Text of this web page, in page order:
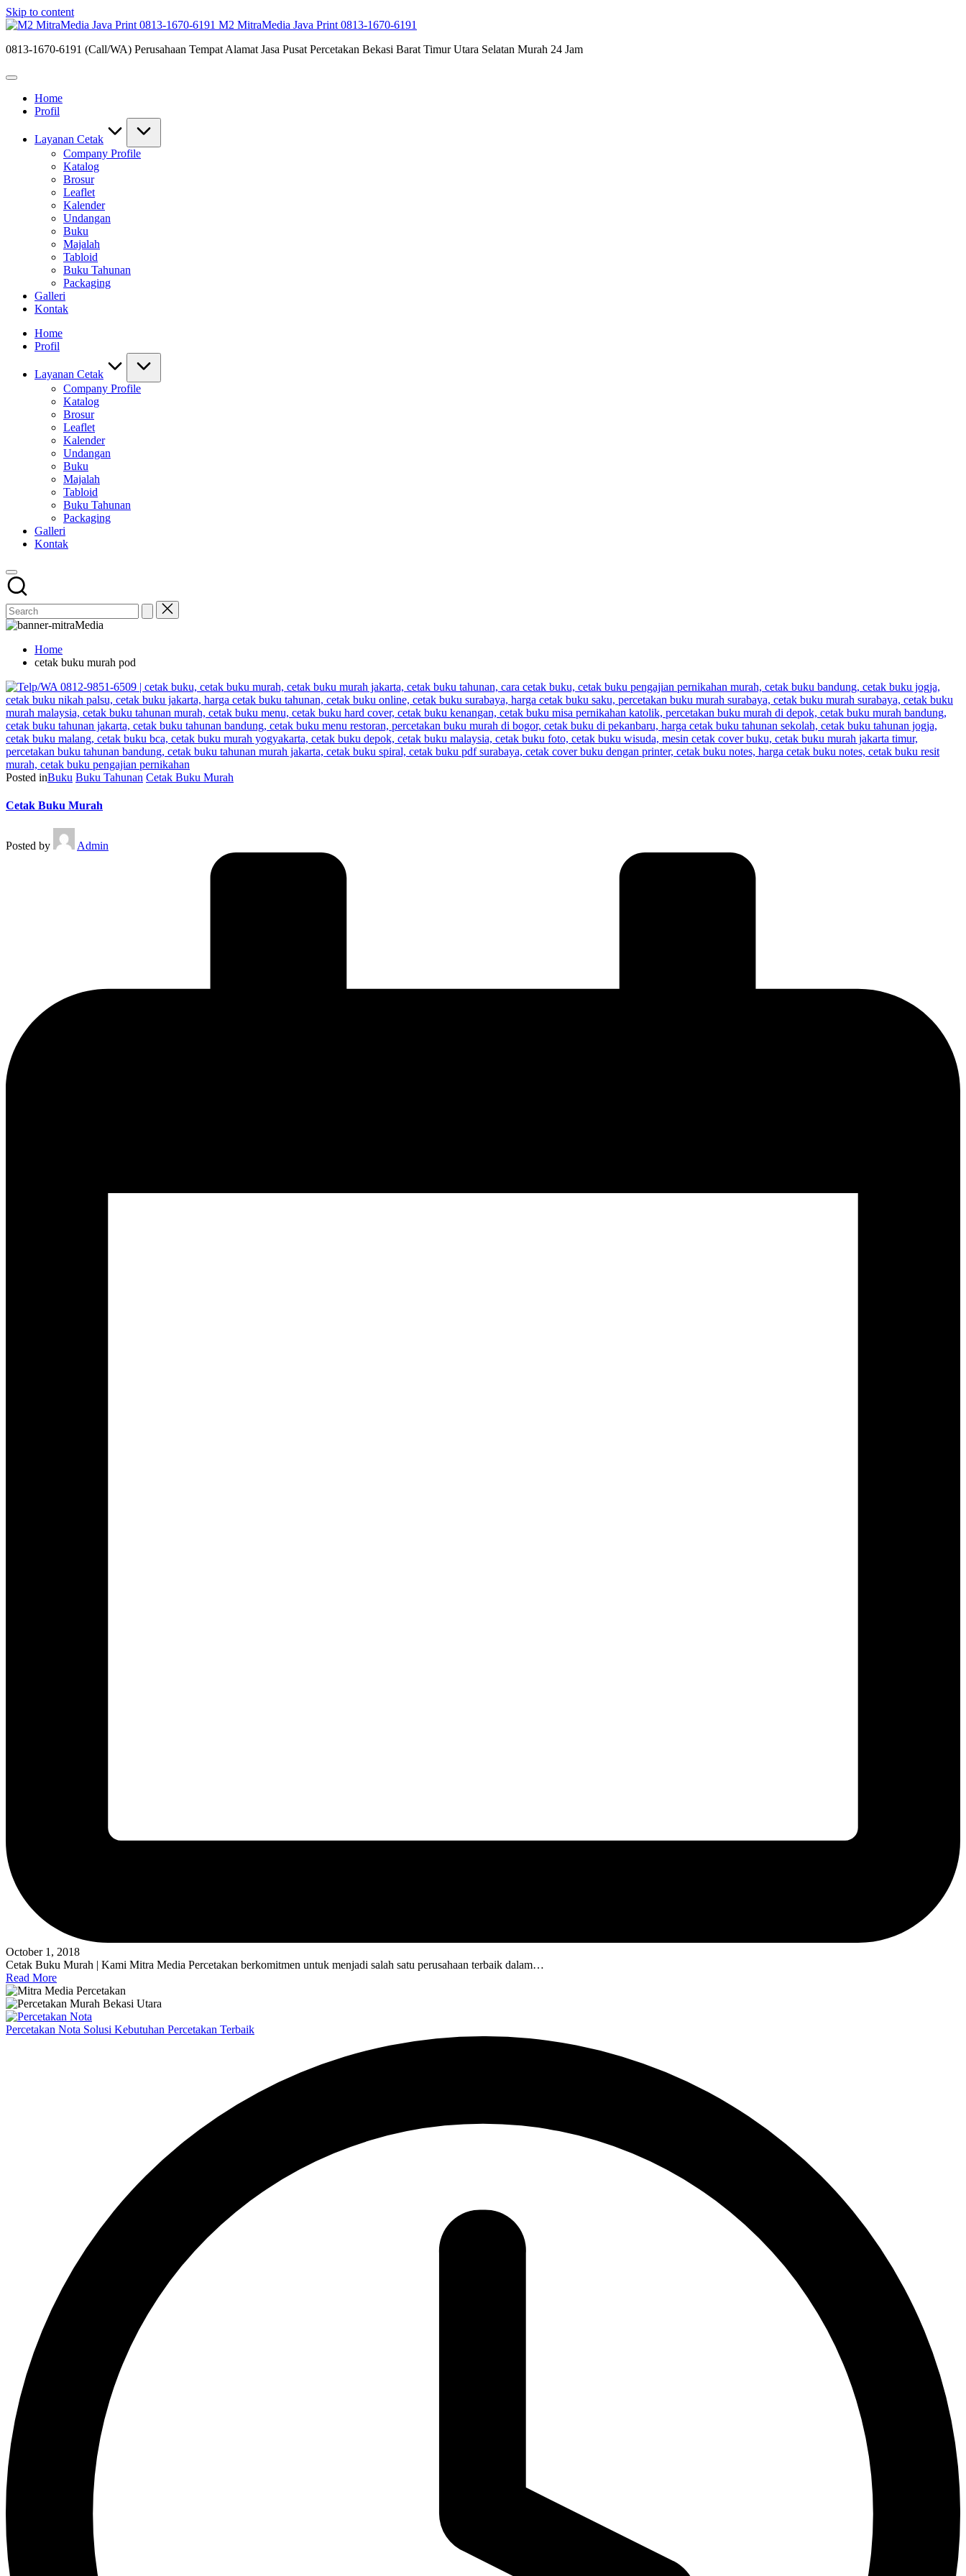
Skip to content
M2 MitraMedia Java Print 0813-1670-6191
0813-1670-6191 (Call/WA) Perusahaan Tempat Alamat Jasa Pusat Percetakan Bekasi Barat Timur Utara Selatan Murah 24 Jam
Home
Profil
Layanan Cetak
Company Profile
Katalog
Brosur
Leaflet
Kalender
Undangan
Buku
Majalah
Tabloid
Buku Tahunan
Packaging
Galleri
Kontak
Home
Profil
Layanan Cetak
Company Profile
Katalog
Brosur
Leaflet
Kalender
Undangan
Buku
Majalah
Tabloid
Buku Tahunan
Packaging
Galleri
Kontak
Home
cetak buku murah pod
Posted inBuku Buku Tahunan Cetak Buku Murah
Cetak Buku Murah
Posted by Admin
October 1, 2018
Cetak Buku Murah | Kami Mitra Media Percetakan berkomitmen untuk menjadi salah satu perusahaan terbaik dalam…
Read More
Percetakan Nota Solusi Kebutuhan Percetakan Terbaik